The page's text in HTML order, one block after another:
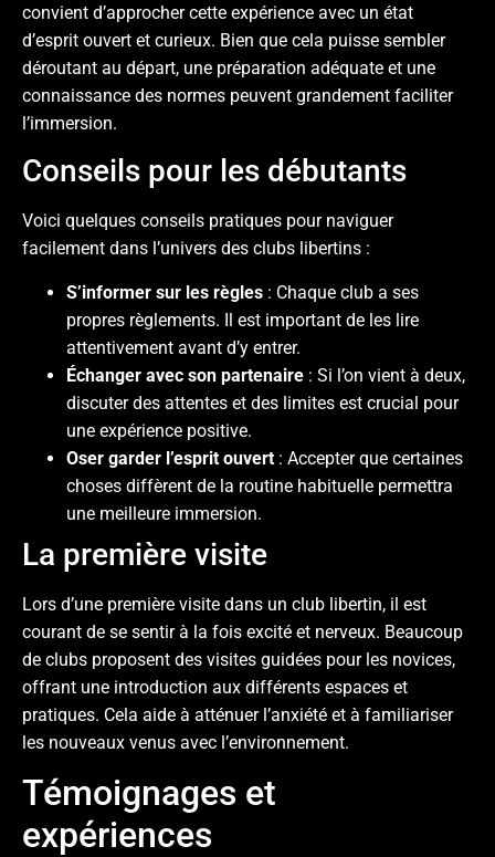
convient d’approcher cette expérience avec un état
d’esprit ouvert et curieux. Bien que cela puisse sembler
déroutant au départ, une préparation adéquate et une
connaissance des normes peuvent grandement faciliter
l’immersion.
Conseils pour les débutants
Voici quelques conseils pratiques pour naviguer
facilement dans l’univers des clubs libertins :
S’informer sur les règles : Chaque club a ses
propres règlements. Il est important de les lire
attentivement avant d’y entrer.
Échanger avec son partenaire : Si l’on vient à deux,
discuter des attentes et des limites est crucial pour
une expérience positive.
Oser garder l’esprit ouvert : Accepter que certaines
choses diffèrent de la routine habituelle permettra
une meilleure immersion.
La première visite
Lors d’une première visite dans un club libertin, il est
courant de se sentir à la fois excité et nerveux. Beaucoup
de clubs proposent des visites guidées pour les novices,
offrant une introduction aux différents espaces et
pratiques. Cela aide à atténuer l’anxiété et à familiariser
les nouveaux venus avec l’environnement.
Témoignages et
expériences